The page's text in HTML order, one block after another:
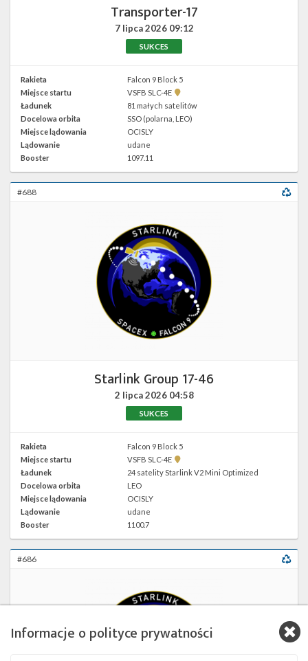
Transporter-17
7 lipca 2026 09:12
SUKCES
Rakieta
Falcon 9 Block 5
Miejsce startu
VSFB SLC-4E
Pokaż
lokalizację
VSFB
SLC-
Ładunek
81 małych satelitów
Docelowa orbita
SSO (polarna, LEO)
Miejsce lądowania
OCISLY
Lądowanie
udane
Booster
1097.11
#688
Starlink Group 17-46
2 lipca 2026 04:58
SUKCES
Rakieta
Falcon 9 Block 5
Miejsce startu
VSFB SLC-4E
Pokaż
lokalizację
VSFB
Ładunek
24 satelity Starlink V2 Mini Optimized
Docelowa orbita
LEO
Miejsce lądowania
OCISLY
Lądowanie
udane
Booster
1100.7
#686
Informacje o polityce prywatności